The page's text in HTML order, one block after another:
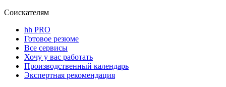
Соискателям
hh PRO
Готовое резюме
Все сервисы
Хочу у вас работать
Производственный календарь
Экспертная рекомендация